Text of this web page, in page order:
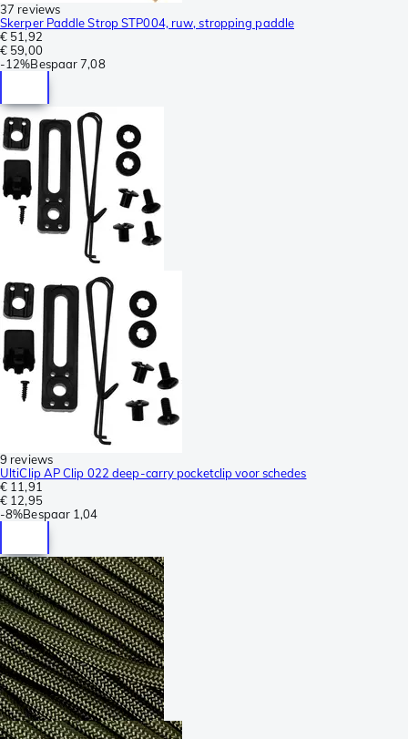
37 reviews
Skerper Paddle Strop STP004, ruw, stropping paddle
€ 51,92
€ 59,00
-12%Bespaar 7,08
9 reviews
UltiClip AP Clip 022 deep-carry pocketclip voor schedes
€ 11,91
€ 12,95
-8%Bespaar 1,04